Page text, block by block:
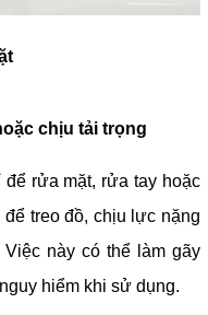
chịu tải trọng
rửa mặt, rửa tay hoặc
treo đồ, chịu lực nặng
này có thể làm gãy
hiểm khi sử dụng.